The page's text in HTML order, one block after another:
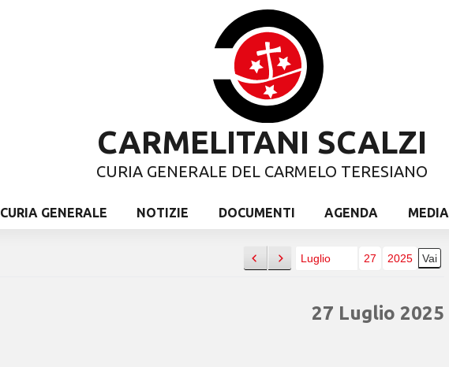
CARMELITANI SCALZI
CURIA GENERALE DEL CARMELO TERESIANO
CURIA GENERALE NOTIZIE DOCUMENTI AGENDA MEDIA
27 Luglio 2025
Precedente
Successivo
Mese
Giorno
Anno